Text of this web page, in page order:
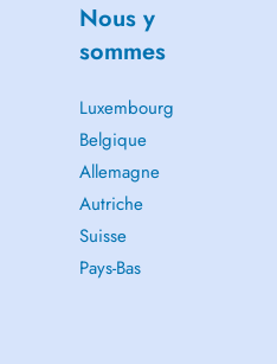
Nous y
sommes
Luxembourg
Belgique
Allemagne
Autriche
Suisse
Pays-Bas